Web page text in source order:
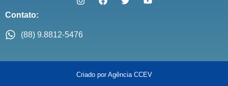
Contato:
(88) 9.8812-5476
Criado por Agência CCEV